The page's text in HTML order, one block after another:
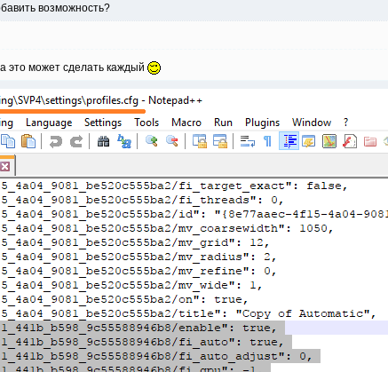
возможность?
это может сделать каждый